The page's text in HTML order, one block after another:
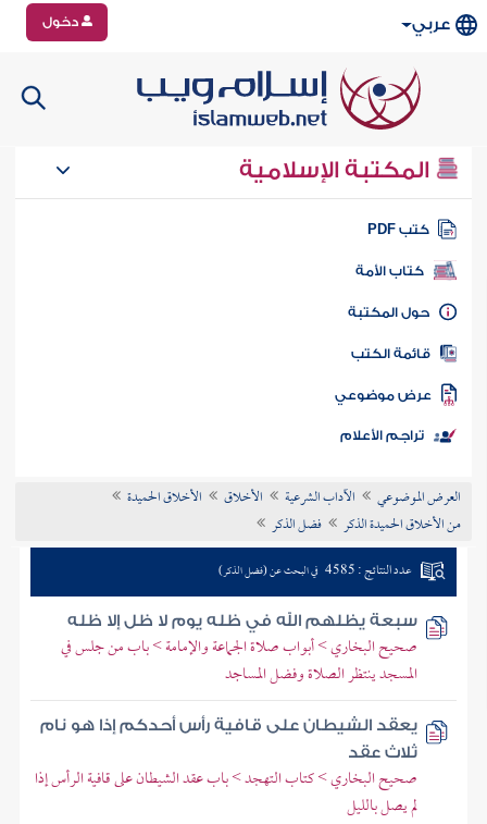
عربي دخول
المكتبة الإسلامية
كتب PDF
كتاب الأمة
المكتبة
الكتب
موضوعي
تراجم الأعلام
العرض الموضوعي الآداب الشرعية الأخلاق
الأخلاق الحميدة
من الأخلاق الحميدة الذكر
فضل الذكر
عدد النتائج : 4585 في البحث عن (فضل الذكر)
سبعة يظلهم الله في ظله يوم لا ظل إلا ظله
صحيح البخاري > أبواب صلاة الجماعة والإمامة > باب من جلس في
المسجد ينتظر الصلاة وفضل المساجد
يعقد الشيطان على قافية رأس أحدكم إذا هو نام
ثلاث عقد
صحيح البخاري > كتاب التهجد > باب عقد الشيطان على قافية الرأس إذا
لم يصل بالليل